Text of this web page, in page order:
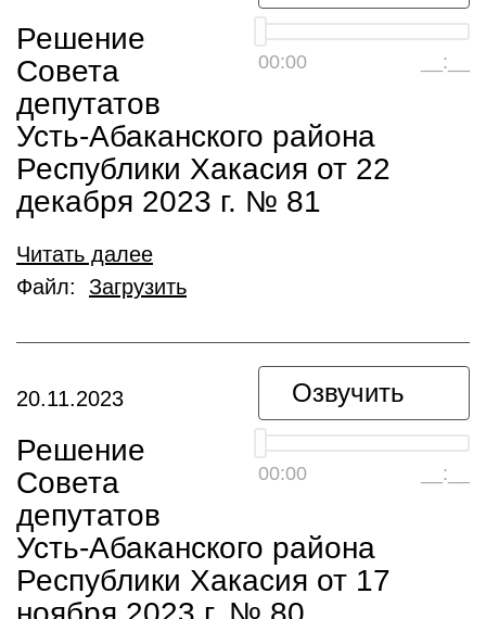
00:00 __:__
Решение
Совета
депутатов
Усть-Абаканского района
Республики Хакасия от 22
декабря 2023 г. № 81
Читать далее
Файл: Загрузить
Озвучить
00:00 __:__
20.11.2023
Решение
Совета
депутатов
Усть-Абаканского района
Республики Хакасия от 17